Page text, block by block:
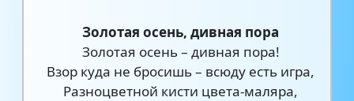
Золотая осень, дивная пора
Золотая осень – дивная пора!
Взор куда не бросишь – всюду есть игра,
Разноцветной кисти цвета-маляра,